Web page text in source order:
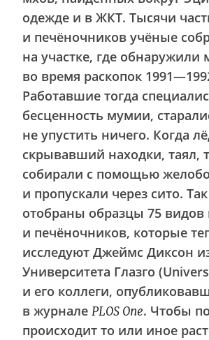
одежде и в ЖКТ. Тысячи
и печёночников учёные
на участке, где
во время раскопок
Работавшие тогда
бесценность мумии,
не упустить ничего. Когда
скрывавший находки, таял,
собирали с помощью
и пропускали через сито.
отобраны образцы 75 видов
и печёночников, которые
исследуют Джеймс Диксон
Университета Глазго
и его коллеги,
в журнале PLOS One. Чтобы
происходит то или иное